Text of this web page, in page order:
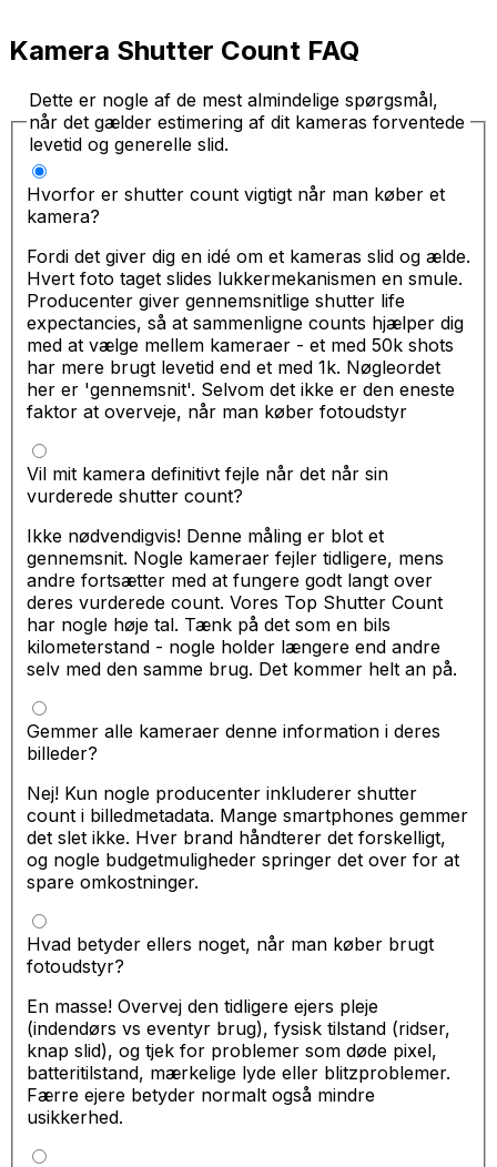
Kamera Shutter Count FAQ
Dette er nogle af de mest almindelige spørgsmål,
når det gælder estimering af dit kameras forventede
levetid og generelle slid.
Hvorfor er shutter count vigtigt når man køber et
kamera?
Fordi det giver dig en idé om et kameras slid og ælde.
Hvert foto taget slides lukkermekanismen en smule.
Producenter giver gennemsnitlige shutter life
expectancies, så at sammenligne counts hjælper dig
med at vælge mellem kameraer - et med 50k shots
har mere brugt levetid end et med 1k. Nøgleordet
her er 'gennemsnit'. Selvom det ikke er den eneste
faktor at overveje, når man køber fotoudstyr
Vil mit kamera definitivt fejle når det når sin
vurderede shutter count?
Ikke nødvendigvis! Denne måling er blot et
gennemsnit. Nogle kameraer fejler tidligere, mens
andre fortsætter med at fungere godt langt over
deres vurderede count. Vores Top Shutter Count
har nogle høje tal. Tænk på det som en bils
kilometerstand - nogle holder længere end andre
selv med den samme brug. Det kommer helt an på.
Gemmer alle kameraer denne information i deres
billeder?
Nej! Kun nogle producenter inkluderer shutter
count i billedmetadata. Mange smartphones gemmer
det slet ikke. Hver brand håndterer det forskelligt,
og nogle budgetmuligheder springer det over for at
spare omkostninger.
Hvad betyder ellers noget, når man køber brugt
fotoudstyr?
En masse! Overvej den tidligere ejers pleje
(indendørs vs eventyr brug), fysisk tilstand (ridser,
knap slid), og tjek for problemer som døde pixel,
batteritilstand, mærkelige lyde eller blitzproblemer.
Færre ejere betyder normalt også mindre
usikkerhed.